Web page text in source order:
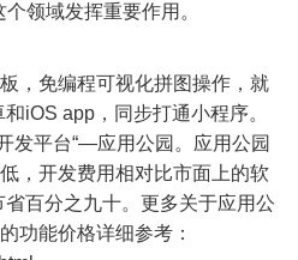
领域发挥重要作用。
，免编程可视化拼图操作，就
iOS app，同步打通小程序。
发平台“—应用公园。应用公园
，开发费用相对比市面上的软
百分之九十。更多关于应用公
功能价格详细参考：